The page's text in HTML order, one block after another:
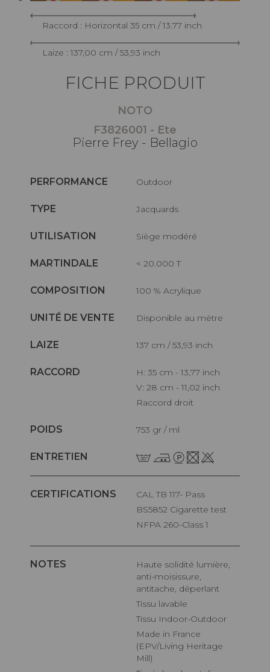
Raccord : Horizontal 35 cm / 13.77 inch
Laize : 137,00 cm / 53,93 inch
FICHE PRODUIT
NOTO
F3826001 - Ete
Pierre Frey - Bellagio
PERFORMANCE Outdoor
TYPE Jacquards
UTILISATION Siège modéré
MARTINDALE < 20.000 T
COMPOSITION 100 % Acrylique
UNITÉ DE VENTE Disponible au mètre
LAIZE 137 cm / 53,93 inch
RACCORD
H: 35 cm - 13,77 inch
V: 28 cm - 11,02 inch
Raccord droit
POIDS 753 gr / ml
ENTRETIEN
CERTIFICATIONS
CAL TB 117- Pass
BS5852 Cigarette test
NFPA 260-Class 1
NOTES
Haute solidité lumière,
anti-moisissure,
antitache, déperlant
Tissu lavable
Tissu Indoor-Outdoor
Made in France
(EPV/Living Heritage
Mill)